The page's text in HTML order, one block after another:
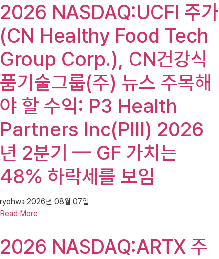
2026 NASDAQ:UCFI 주가
(CN Healthy Food Tech
Group Corp.), CN건강식
품기술그룹(주) 뉴스 주목해
야 할 수익: P3 Health
Partners Inc(PIII) 2026
년 2분기 — GF 가치는
48% 하락세를 보임
ryohwa 2026년 08월 07일
Read More
2026 NASDAQ:ARTX 주